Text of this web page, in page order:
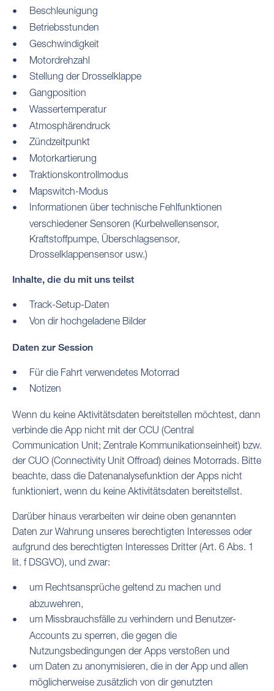
Beschleunigung
Betriebsstunden
Geschwindigkeit
Motordrehzahl
Stellung der Drosselklappe
Gangposition
Wassertemperatur
Atmosphärendruck
Zündzeitpunkt
Motorkartierung
Traktionskontrollmodus
Mapswitch-Modus
Informationen über technische Fehlfunktionen
verschiedener Sensoren (Kurbelwellensensor,
Kraftstoffpumpe, Überschlagsensor,
Drosselklappensensor usw.)
Inhalte, die du mit uns teilst
Track-Setup-Daten
Von dir hochgeladene Bilder
Daten zur Session
Für die Fahrt verwendetes Motorrad
Notizen
Wenn du keine Aktivitätsdaten bereitstellen möchtest, dann
verbinde die App nicht mit der CCU (Central
Communication Unit; Zentrale Kommunikationseinheit) bzw.
der CUO (Connectivity Unit Offroad) deines Motorrads. Bitte
beachte, dass die Datenanalysefunktion der Apps nicht
funktioniert, wenn du keine Aktivitätsdaten bereitstellst.
Darüber hinaus verarbeiten wir deine oben genannten
Daten zur Wahrung unseres berechtigten Interesses oder
aufgrund des berechtigten Interesses Dritter (Art. 6 Abs. 1
lit. f DSGVO), und zwar:
um Rechtsansprüche geltend zu machen und
abzuwehren,
um Missbrauchsfälle zu verhindern und Benutzer-
Accounts zu sperren, die gegen die
Nutzungsbedingungen der Apps verstoßen und
um Daten zu anonymisieren, die in der App und allen
möglicherweise zusätzlich von dir genutzten